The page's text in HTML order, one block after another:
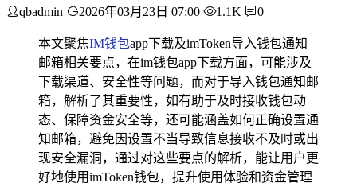
qbadmin 2026年03月23日 07:00 1.1K 0
本文聚焦IM钱包app下载及imToken导入钱包通知
邮箱相关要点，在im钱包app下载方面，可能涉及
下载渠道、安全性等问题，而对于导入钱包通知邮
箱，解析了其重要性，如有助于及时接收钱包动
态、保障资金安全等，还可能涵盖如何正确设置通
知邮箱，避免因设置不当导致信息接收不及时或出
现安全漏洞，通过对这些要点的解析，能让用户更
好地使用imToken钱包，提升使用体验和资金管理